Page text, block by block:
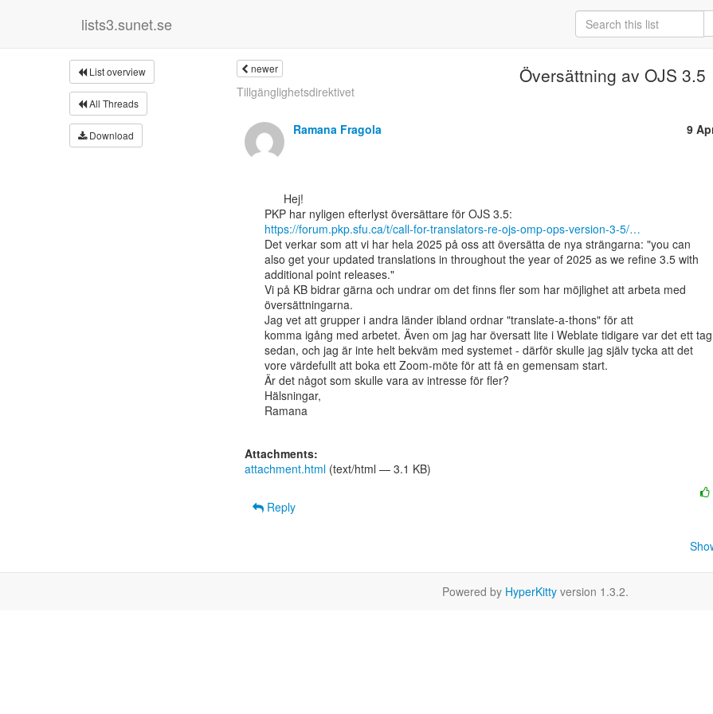
lists3.sunet.se
List overview
All Threads
Download
newer Översättning av OJS 3.5
Tillgänglighetsdirektivet
Ramana Fragola 9
https://forum.pkp.sfu.ca/t/call-for-translators-re-ojs-omp-ops-version-3-5/…
Det verkar som att vi har hela 2025 på oss att översätta de nya strängarna: "you can
also get your updated translations in throughout the year of 2025 as we refine 3.5 with
additional point releases."
Vi på KB bidrar gärna och undrar om det finns fler som har möjlighet att arbeta med
översättningarna.
Jag vet att grupper i andra länder ibland ordnar "translate-a-thons" för att
komma igång med arbetet. Även om jag har översatt lite i Weblate tidigare var det ett tag
sedan, och jag är inte helt bekväm med systemet - därför skulle jag själv tycka att det
vore värdefullt att boka ett Zoom-möte för att få en gemensam start.
Är det något som skulle vara av intresse för fler?
Hälsningar,
Ramana
Attachments:
attachment.html (text/html — 3.1 KB)
Reply
Powered by HyperKitty version 1.3.2.